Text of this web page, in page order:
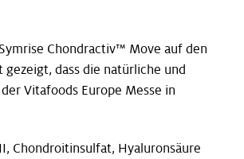
Chondractiv™ Move auf den
dass die natürliche und
Vitafoods Europe Messe in
Chondroitinsulfat, Hyaluronsäure